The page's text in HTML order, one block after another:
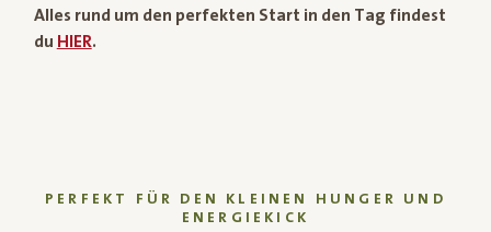
Alles rund um den perfekten Start in den Tag findest
du HIER.
PERFEKT FÜR DEN KLEINEN HUNGER UND
ENERGIEKICK